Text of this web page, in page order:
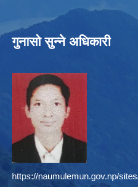
गुनासो सुन्ने अधिकारी
https://naumulemun.gov.np/